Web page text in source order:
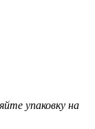
упаковку на